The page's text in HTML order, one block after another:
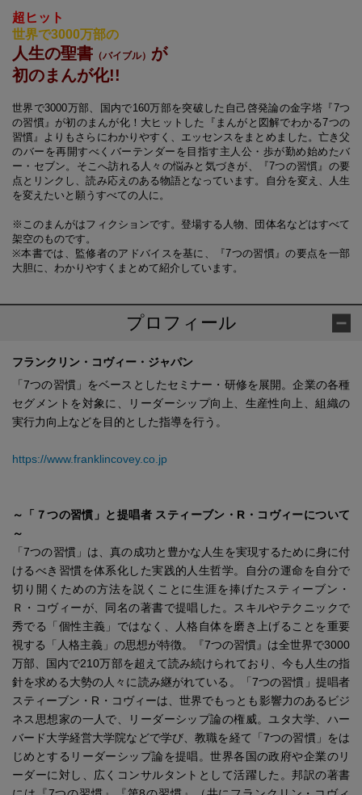
超ヒット
世界で3000万部の
人生の聖書 （バイブル） が
初のまんが化!!
世界で3000万部、国内で160万部を突破した自己啓発論の金字塔『7つ
の習慣』が初のまんが化！大ヒットした『まんがと図解でわかる7つの
習慣』よりもさらにわかりやすく、エッセンスをまとめました。亡き父
のバーを再開すべくバーテンダーを目指す主人公・歩が勤め始めたバ
ー・セブン。そこへ訪れる人々の悩みと気づきが、『7つの習慣』の要
点とリンクし、読み応えのある物語となっています。自分を変え、人生
を変えたいと願うすべての人に。
※このまんがはフィクションです。登場する人物、団体名などはすべて
架空のものです。
※本書では、監修者のアドバイスを基に、『7つの習慣』の要点を一部
大胆に、わかりやすくまとめて紹介しています。
プロフィール
フランクリン・コヴィー・ジャパン
「7つの習慣」をベースとしたセミナー・研修を展開。企業の各種
セグメントを対象に、リーダーシップ向上、生産性向上、組織の
実行力向上などを目的とした指導を行う。
https://www.franklincovey.co.jp
～「７つの習慣」と提唱者 スティーブン・R・コヴィーについて
～
「7つの習慣」は、真の成功と豊かな人生を実現するために身に付
けるべき習慣を体系化した実践的人生哲学。自分の運命を自分で
切り開くための方法を説くことに生涯を捧げたスティーブン・
Ｒ・コヴィーが、同名の著書で提唱した。スキルやテクニックで
秀でる「個性主義」ではなく、人格自体を磨き上げることを重要
視する「人格主義」の思想が特徴。『7つの習慣』は全世界で3000
万部、国内で210万部を超えて読み続けられており、今も人生の指
針を求める大勢の人々に読み継がれている。「7つの習慣」提唱者
スティーブン・R・コヴィーは、世界でもっとも影響力のあるビジ
ネス思想家の一人で、リーダーシップ論の権威。ユタ大学、ハー
バード大学経営大学院などで学び、教職を経て「7つの習慣」をは
じめとするリーダーシップ論を提唱。世界各国の政府や企業のリ
ーダーに対し、広くコンサルタントとして活躍した。邦訳の著書